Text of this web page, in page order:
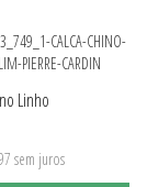
Linho
sem juros